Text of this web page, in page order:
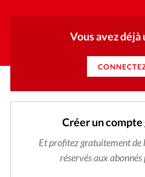
Vous avez déjà
Créer un
Et profitez gratuitement de
réservés aux